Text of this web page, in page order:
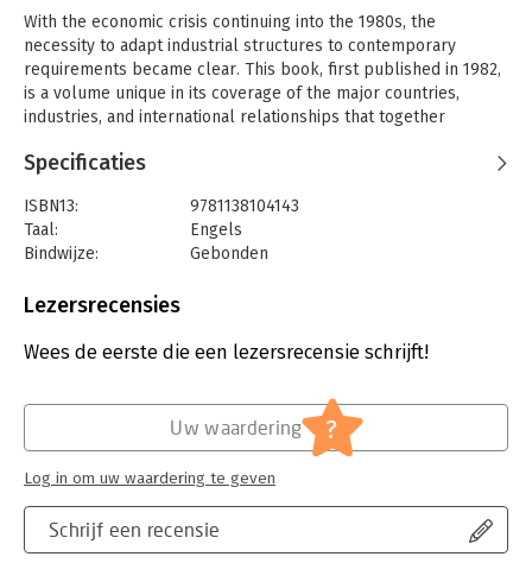
With the economic crisis continuing into the 1980s, the
necessity to adapt industrial structures to contemporary
requirements became clear. This book, first published in 1982,
is a volume unique in its coverage of the major countries,
industries, and international relationships that together
industrial sector and country are provided, as well as
protectionism, foreign investment, primary production vs
processing and manufacture, energy requirements, market
imperfections, employment, and the growth of
Specificaties
ISBN13:
9781138104143
Taal:
Engels
Bindwijze:
Gebonden
Uitgever:
Serie:
Routledge Library Editions: International
Lezersrecensies
Wees de eerste die een lezersrecensie schrijft!
Schrijf een recensie
Uw waardering ?
Log in om uw waardering te geven